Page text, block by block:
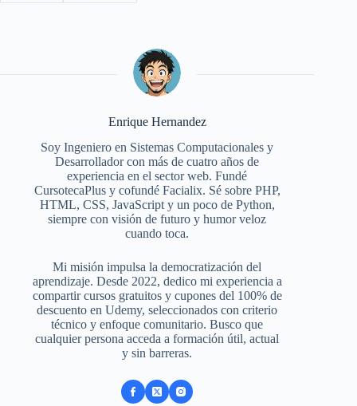
Enrique Hernandez
Soy Ingeniero en Sistemas Computacionales y
Desarrollador con más de cuatro años de
experiencia en el sector web. Fundé
CursotecaPlus y cofundé Facialix. Sé sobre PHP,
HTML, CSS, JavaScript y un poco de Python,
siempre con visión de futuro y humor veloz
cuando toca.
Mi misión impulsa la democratización del
aprendizaje. Desde 2022, dedico mi experiencia a
compartir cursos gratuitos y cupones del 100% de
descuento en Udemy, seleccionados con criterio
técnico y enfoque comunitario. Busco que
cualquier persona acceda a formación útil, actual
y sin barreras.